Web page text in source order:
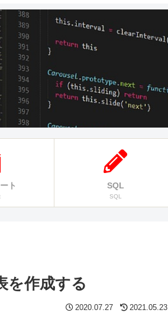
ト SQL
SQL
を作成する
2020.07.27 2021.05.23